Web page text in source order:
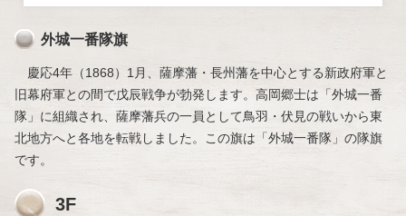
外城一番隊旗
慶応4年（1868）1月、薩摩藩・長州藩を中心とする新政府軍と
旧幕府軍との間で戊辰戦争が勃発します。高岡郷士は「外城一番
隊」に組織され、薩摩藩兵の一員として鳥羽・伏見の戦いから東
北地方へと各地を転戦しました。この旗は「外城一番隊」の隊旗
です。
3F